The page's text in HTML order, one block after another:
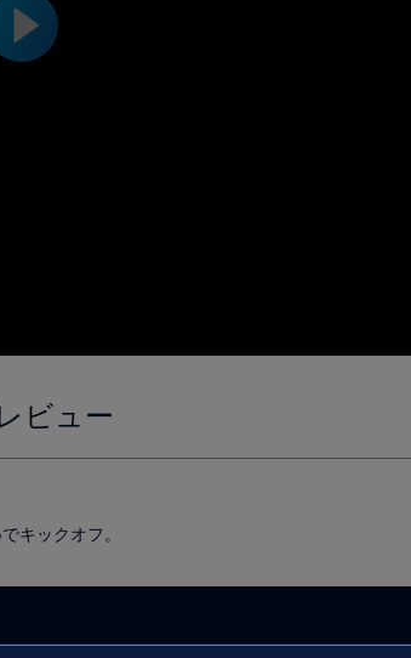
ビュー
キックオフ。